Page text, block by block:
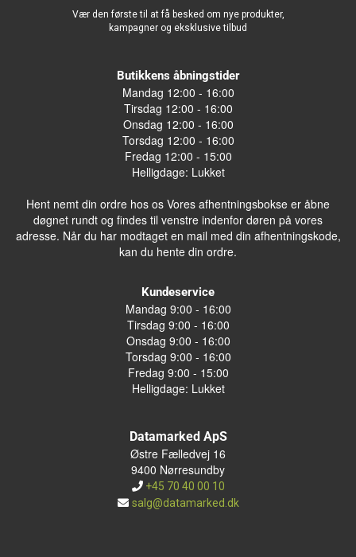
Vær den første til at få besked om nye produkter,
kampagner og eksklusive tilbud
Butikkens åbningstider
Mandag 12:00 - 16:00
Tirsdag 12:00 - 16:00
Onsdag 12:00 - 16:00
Torsdag 12:00 - 16:00
Fredag 12:00 - 15:00
Helligdage: Lukket
Hent nemt din ordre hos os Vores afhentningsbokse er åbne
døgnet rundt og findes til venstre indenfor døren på vores
adresse. Når du har modtaget en mail med din afhentningskode,
kan du hente din ordre.
Kundeservice
Mandag 9:00 - 16:00
Tirsdag 9:00 - 16:00
Onsdag 9:00 - 16:00
Torsdag 9:00 - 16:00
Fredag 9:00 - 15:00
Helligdage: Lukket
Datamarked ApS
Østre Fælledvej 16
9400 Nørresundby
+45 70 40 00 10
salg@datamarked.dk